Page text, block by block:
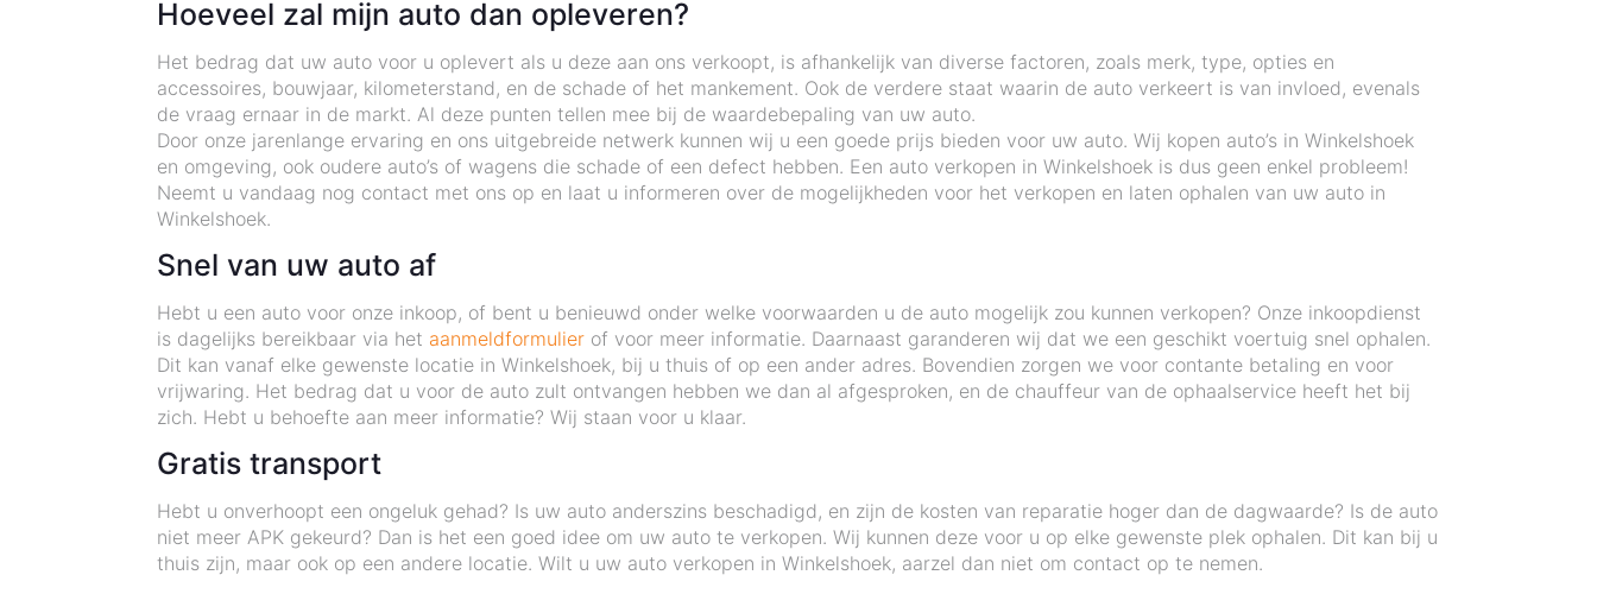
Hoeveel zal mijn auto dan opleveren?
Het bedrag dat uw auto voor u oplevert als u deze aan ons verkoopt, is afhankelijk van diverse factoren, zoals merk, type, opties en
accessoires, bouwjaar, kilometerstand, en de schade of het mankement. Ook de verdere staat waarin de auto verkeert is van invloed, evenals
de vraag ernaar in de markt. Al deze punten tellen mee bij de waardebepaling van uw auto.
Door onze jarenlange ervaring en ons uitgebreide netwerk kunnen wij u een goede prijs bieden voor uw auto. Wij kopen auto’s in Winkelshoek
en omgeving, ook oudere auto’s of wagens die schade of een defect hebben. Een auto verkopen in Winkelshoek is dus geen enkel probleem!
Neemt u vandaag nog contact met ons op en laat u informeren over de mogelijkheden voor het verkopen en laten ophalen van uw auto in
Winkelshoek.
Snel van uw auto af
Hebt u een auto voor onze inkoop, of bent u benieuwd onder welke voorwaarden u de auto mogelijk zou kunnen verkopen? Onze inkoopdienst
is dagelijks bereikbaar via het aanmeldformulier of voor meer informatie. Daarnaast garanderen wij dat we een geschikt voertuig snel ophalen.
Dit kan vanaf elke gewenste locatie in Winkelshoek, bij u thuis of op een ander adres. Bovendien zorgen we voor contante betaling en voor
vrijwaring. Het bedrag dat u voor de auto zult ontvangen hebben we dan al afgesproken, en de chauffeur van de ophaalservice heeft het bij
zich. Hebt u behoefte aan meer informatie? Wij staan voor u klaar.
Gratis transport
Hebt u onverhoopt een ongeluk gehad? Is uw auto anderszins beschadigd, en zijn de kosten van reparatie hoger dan de dagwaarde? Is de auto
niet meer APK gekeurd? Dan is het een goed idee om uw auto te verkopen. Wij kunnen deze voor u op elke gewenste plek ophalen. Dit kan bij u
thuis zijn, maar ook op een andere locatie. Wilt u uw auto verkopen in Winkelshoek, aarzel dan niet om contact op te nemen.